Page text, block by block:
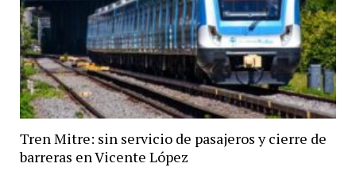
Tren Mitre: sin servicio de pasajeros y cierre de
barreras en Vicente López